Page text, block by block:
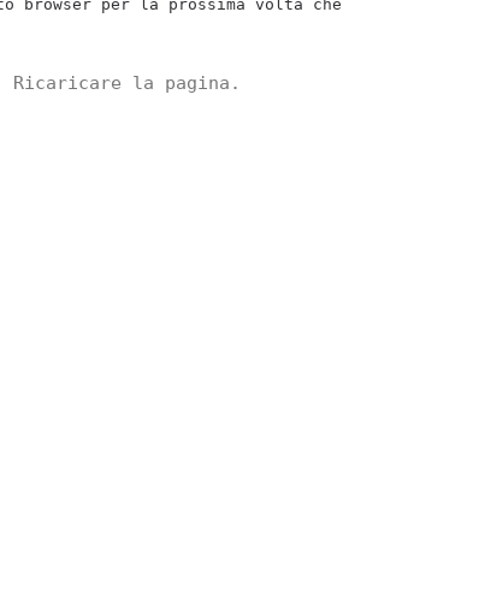
browser per la prossima volta che
Ricaricare la pagina.